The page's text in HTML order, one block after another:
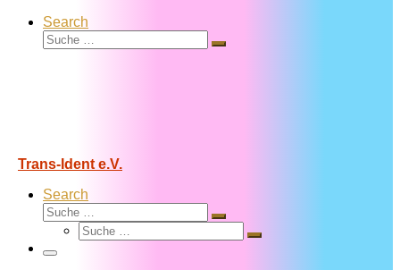
Search
Suche
Suche
Trans-Ident e.V.
Search
Suche
Suche
Suche
Suche
Menü